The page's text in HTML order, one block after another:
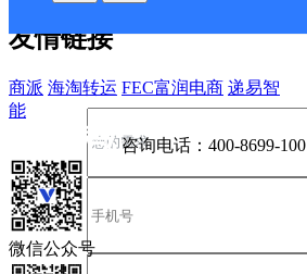
友情链接
商派 海淘转运 FEC富润电商 递易智
能
咨询电话： 400-8699-100
微信公众号